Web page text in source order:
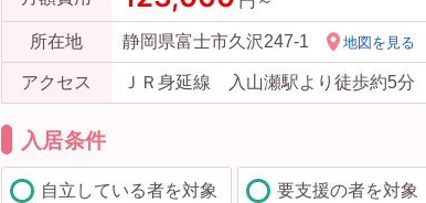
共用洗面 広いスペースに洗面カウンターが設置されていて
車いすの方でも安心して利用する事が出来ます。（クローバ
ーライフ富士）
所在地 静岡県富士市久沢247-1 地図を見る
アクセス ＪＲ身延線 入山瀬駅より徒歩約5分
入居条件
自立している者を対象 要支援の者を対象